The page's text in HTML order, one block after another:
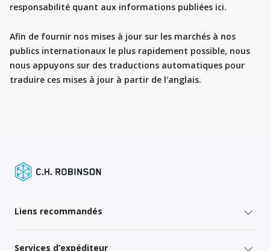
responsabilité quant aux informations publiées ici.
Afin de fournir nos mises à jour sur les marchés à nos
publics internationaux le plus rapidement possible, nous
nous appuyons sur des traductions automatiques pour
traduire ces mises à jour à partir de l'anglais.
Liens recommandés
Services d’expéditeur